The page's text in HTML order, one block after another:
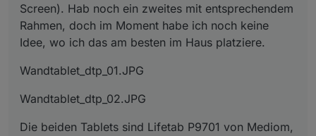
Screen). Hab noch ein zweites mit entsprechendem
Rahmen, doch im Moment habe ich noch keine
Idee, wo ich das am besten im Haus platziere.
Wandtablet_dtp_01.JPG
Wandtablet_dtp_02.JPG
Die beiden Tablets sind Lifetab P9701 von Mediom,